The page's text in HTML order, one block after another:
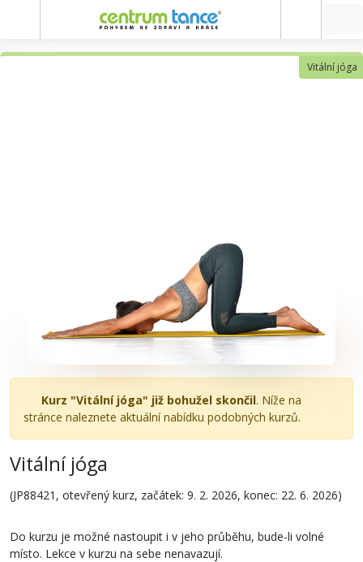
Vitální jóga
Kurz "Vitální jóga" již bohužel skončil. Níže na
stránce naleznete aktuální nabídku podobných kurzů.
Vitální jóga
(JP88421, otevřený kurz, začátek: 9. 2. 2026, konec: 22. 6. 2026)
Do kurzu je možné nastoupit i v jeho průběhu, bude-li volné
místo. Lekce v kurzu na sebe nenavazují.